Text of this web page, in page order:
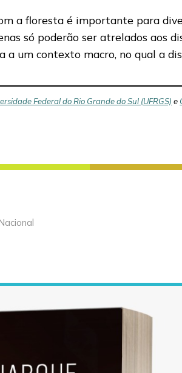
a floresta é importante para
só poderão ser atrelados aos
a um contexto macro, no qual a
Federal do Rio Grande do Sul (UFRGS) e